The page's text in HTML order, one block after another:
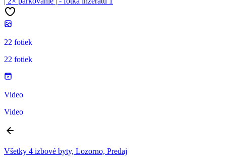
22 fotiek
22 fotiek
Video
Video
Všetky 4 izbové byty, Lozorno, Predaj